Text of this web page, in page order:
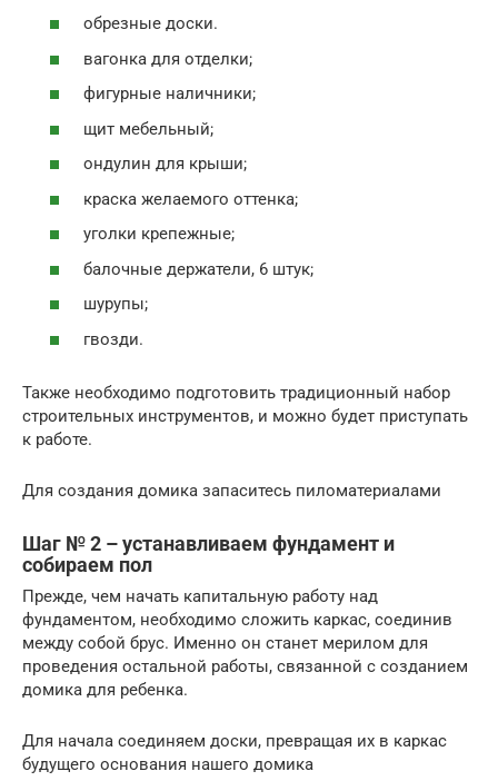
обрезные доски.
вагонка для отделки;
фигурные наличники;
щит мебельный;
ондулин для крыши;
краска желаемого оттенка;
уголки крепежные;
балочные держатели, 6 штук;
шурупы;
гвозди.
Также необходимо подготовить традиционный набор
строительных инструментов, и можно будет приступать
к работе.
Для создания домика запаситесь пиломатериалами
Шаг № 2 – устанавливаем фундамент и
собираем пол
Прежде, чем начать капитальную работу над
фундаментом, необходимо сложить каркас, соединив
между собой брус. Именно он станет мерилом для
проведения остальной работы, связанной с созданием
домика для ребенка.
Для начала соединяем доски, превращая их в каркас
будущего основания нашего домика